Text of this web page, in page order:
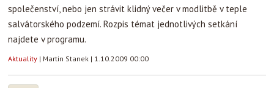
společenství, nebo jen strávit klidný večer v modlitbě v teple
salvátorského podzemí. Rozpis témat jednotlivých setkání
najdete v programu.
Aktuality | Martin Stanek | 1.10.2009 00:00